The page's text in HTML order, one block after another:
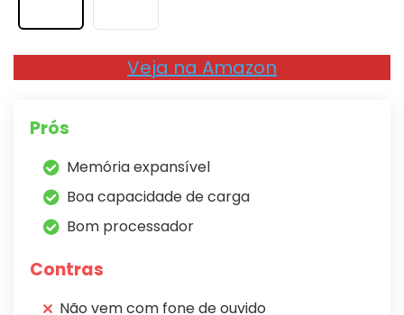
Veja na Amazon
Prós
Memória expansível
Boa capacidade de carga
Bom processador
Contras
Não vem com fone de ouvido